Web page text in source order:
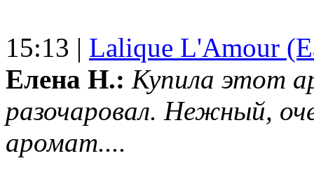
15:13 | Lalique L'Amour
Елена Н.: Купила этот
разочаровал. Нежный,
аромат....